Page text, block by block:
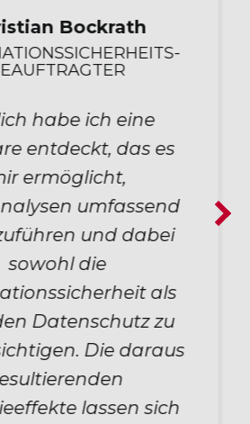
Bockrath
habe ich eine
entdeckt, das es
ermöglicht,
umfassend
und dabei
sowohl die
als
Datenschutz zu
Die daraus
lassen sich